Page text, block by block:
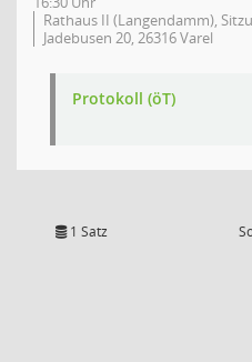
Rathaus II (Langendamm),
Jadebusen 20, 26316 Varel
Protokoll (öT)
1 Satz